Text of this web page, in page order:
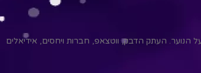
הנוער. העתק הדבק, ווטצאפ, חברות ויחסים, אידיאלים